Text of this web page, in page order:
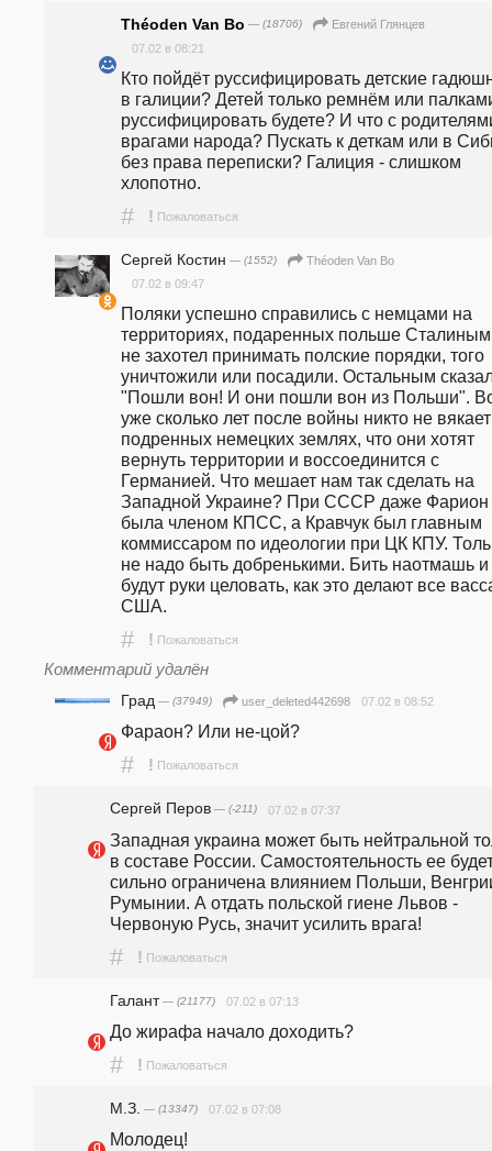
Théoden Van Bo — (18706)
Евгений Глянцев
07.02 в 08:21
Кто пойдёт руссифицировать детские
в галиции? Детей только ремнём или
руссифицировать будете? И что с
врагами народа? Пускать к деткам или в
без права переписки? Галиция - слишком
хлопотно.
# ! Пожаловаться
Сергей Костин — (1552)
Théoden Van Bo
07.02 в 09:47
Поляки успешно справились с немцами на
территориях, подаренных польше
не захотел принимать полские порядки, того
уничтожили или посадили. Остальным
"Пошли вон! И они пошли вон из Польши".
уже сколько лет после войны никто не
подренных немецких землях, что они хотят
вернуть территории и воссоединится с
Германией. Что мешает нам так сделать на
Западной Украине? При СССР даже Фарион
была членом КПСС, а Кравчук был главным
коммиссаром по идеологии при ЦК КПУ.
не надо быть добренькими. Бить наотмашь и
будут руки целовать, как это делают все
США.
# ! Пожаловаться
Комментарий удалён
Град — (37949) user_deleted442698 07.02 в 08:52
Фараон? Или не-цой?
# ! Пожаловаться
Сергей Перов — (-211) 07.02 в 07:37
Западная украина может быть нейтральной
в составе России. Самостоятельность ее
сильно ограничена влиянием Польши,
Румынии. А отдать польской гиене Львов -
Червоную Русь, значит усилить врага!
# ! Пожаловаться
Галант— (21177) 07.02 в 07:13
До жирафа начало доходить?
# ! Пожаловаться
М.З. — (13347) 07.02 в 07:08
Молодец!